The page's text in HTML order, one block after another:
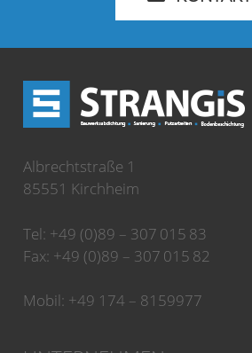
Albrechtstraße 1
85551 Kirchheim
Tel: +49 (0)89 – 307 015 83
Fax: +49 (0)89 – 307 015 82
Mobil: +49 174 – 8159977